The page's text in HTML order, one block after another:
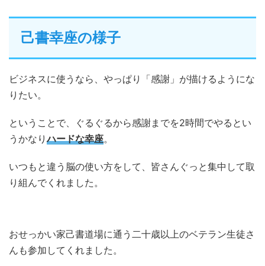
己書幸座の様子
ビジネスに使うなら、やっぱり「感謝」が描けるようにな
りたい。
ということで、ぐるぐるから感謝までを2時間でやるとい
うかなりハードな幸座。
いつもと違う脳の使い方をして、皆さんぐっと集中して取
り組んでくれました。
おせっかい家己書道場に通う二十歳以上のベテラン生徒さ
んも参加してくれました。